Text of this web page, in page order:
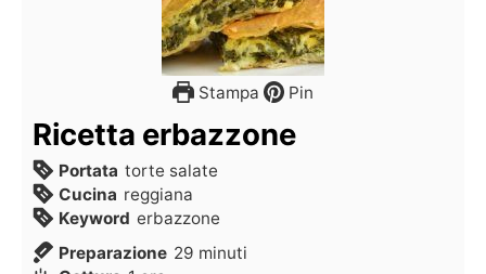
Stampa Pin
Ricetta erbazzone
Portata torte salate
Cucina reggiana
Keyword erbazzone
Preparazione 29 minuti